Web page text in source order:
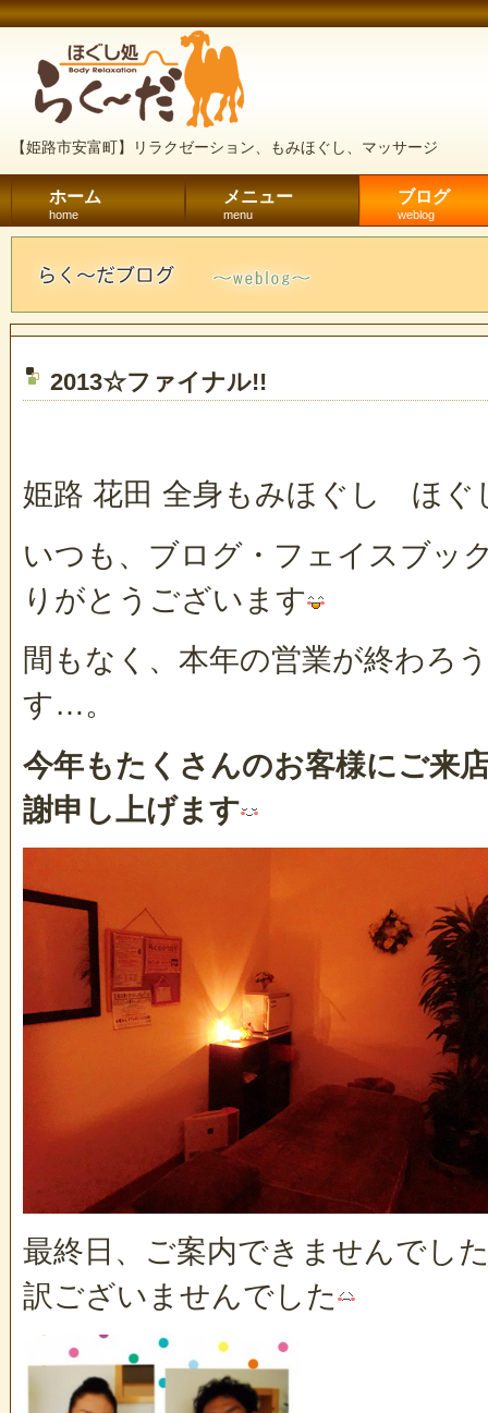
【姫路市安富町】リラクゼーション、もみほぐし、マッサージ
ホーム
home
メニュー
menu
ブログ
weblog
2013☆ファイナル!!
姫路 花田 全身もみほぐし ほぐ
いつも、ブログ・フェイスブッ
りがとうございます
間もなく、本年の営業が終わろ
す…。
今年もたくさんのお客様にご来
謝申し上げます
最終日、ご案内できませんでし
訳ございませんでした